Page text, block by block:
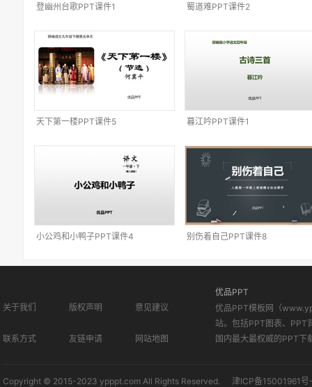
登幽州台歌PPT课件1 蜀道难PPT课件2
天下第一楼PPT课件5 暮江吟PPT课件1
小公鸡和小鸭子PPT课件4 别伤着自己PPT课件8
关于我们 版权声明 意见建议
联系方式 友链申请 网站地图
优品PPT
优品PPT模板网（
站。包括PPT图表、PPT
国内最大最权威的PPT下
Copyright © 2015-2023 ypppt.com All Rights Reserved. 津ICP备15001961号